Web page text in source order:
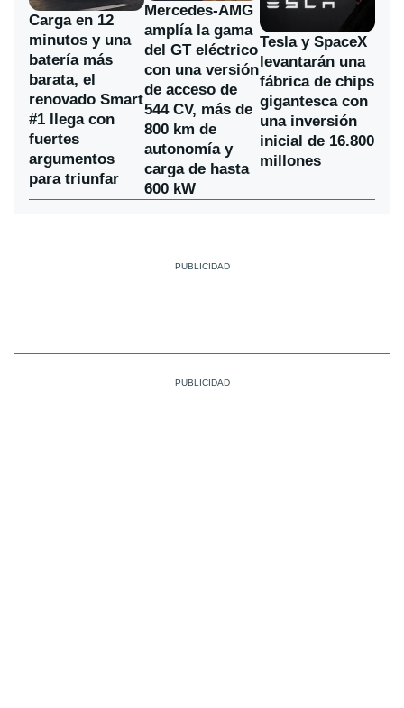
Carga en 12
minutos y una
batería más
barata, el
renovado Smart
#1 llega con
fuertes
argumentos
para triunfar
Mercedes-AMG
amplía la gama
del GT eléctrico
con una versión
de acceso de
544 CV, más de
800 km de
autonomía y
carga de hasta
600 kW
Tesla y SpaceX
levantarán una
fábrica de chips
gigantesca con
una inversión
inicial de 16.800
millones